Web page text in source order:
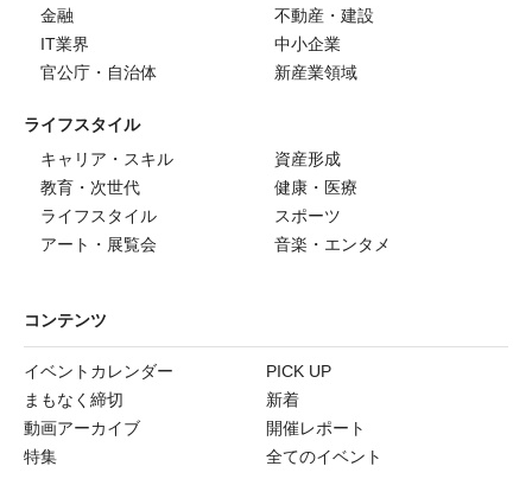
金融
不動産・建設
IT業界
中小企業
官公庁・自治体
新産業領域
ライフスタイル
キャリア・スキル
資産形成
教育・次世代
健康・医療
ライフスタイル
スポーツ
アート・展覧会
音楽・エンタメ
コンテンツ
イベントカレンダー
PICK UP
まもなく締切
新着
動画アーカイブ
開催レポート
特集
全てのイベント